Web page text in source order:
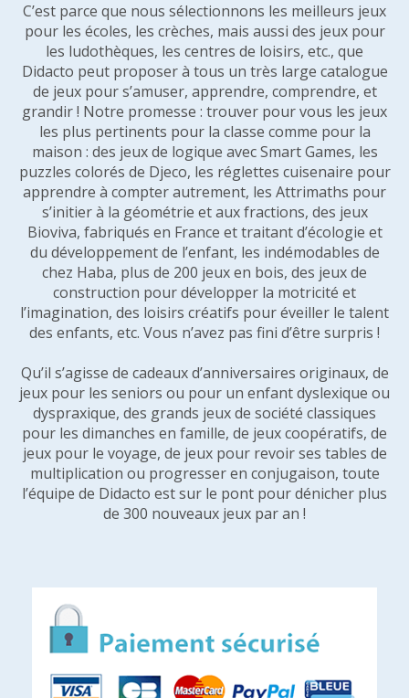
C’est parce que nous sélectionnons les meilleurs jeux
pour les écoles, les crèches, mais aussi des jeux pour
les ludothèques, les centres de loisirs, etc., que
Didacto peut proposer à tous un très large catalogue
de jeux pour s’amuser, apprendre, comprendre, et
grandir ! Notre promesse : trouver pour vous les jeux
les plus pertinents pour la classe comme pour la
maison : des jeux de logique avec Smart Games, les
puzzles colorés de Djeco, les réglettes cuisenaire pour
apprendre à compter autrement, les Attrimaths pour
s’initier à la géométrie et aux fractions, des jeux
Bioviva, fabriqués en France et traitant d’écologie et
du développement de l’enfant, les indémodables de
chez Haba, plus de 200 jeux en bois, des jeux de
construction pour développer la motricité et
l’imagination, des loisirs créatifs pour éveiller le talent
des enfants, etc. Vous n’avez pas fini d’être surpris !
Qu’il s’agisse de cadeaux d’anniversaires originaux, de
jeux pour les seniors ou pour un enfant dyslexique ou
dyspraxique, des grands jeux de société classiques
pour les dimanches en famille, de jeux coopératifs, de
jeux pour le voyage, de jeux pour revoir ses tables de
multiplication ou progresser en conjugaison, toute
l’équipe de Didacto est sur le pont pour dénicher plus
de 300 nouveaux jeux par an !